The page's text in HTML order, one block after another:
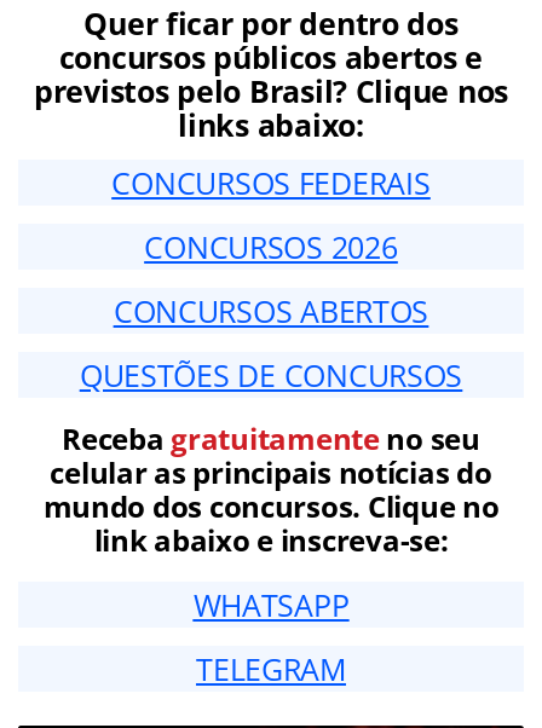
Quer ficar por dentro dos
concursos públicos abertos e
previstos pelo Brasil? Clique nos
links abaixo:
CONCURSOS FEDERAIS
CONCURSOS 2026
CONCURSOS ABERTOS
QUESTÕES DE CONCURSOS
Receba gratuitamenteno seu
celular as principais notícias do
mundo dos concursos. Clique no
link abaixo e inscreva-se:
WHATSAPP
TELEGRAM